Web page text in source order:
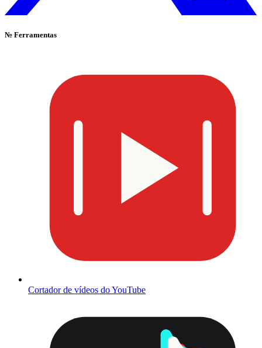
№ Ferramentas
Cortador de vídeos do YouTube